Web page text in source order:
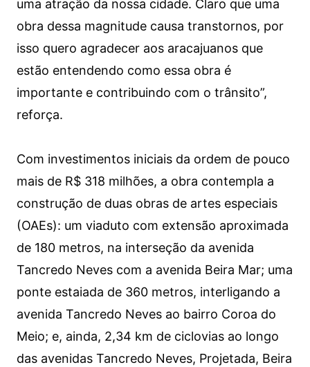
uma atração da nossa cidade. Claro que uma
obra dessa magnitude causa transtornos, por
isso quero agradecer aos aracajuanos que
estão entendendo como essa obra é
importante e contribuindo com o trânsito”,
reforça.
Com investimentos iniciais da ordem de pouco
mais de R$ 318 milhões, a obra contempla a
construção de duas obras de artes especiais
(OAEs): um viaduto com extensão aproximada
de 180 metros, na interseção da avenida
Tancredo Neves com a avenida Beira Mar; uma
ponte estaiada de 360 metros, interligando a
avenida Tancredo Neves ao bairro Coroa do
Meio; e, ainda, 2,34 km de ciclovias ao longo
das avenidas Tancredo Neves, Projetada, Beira